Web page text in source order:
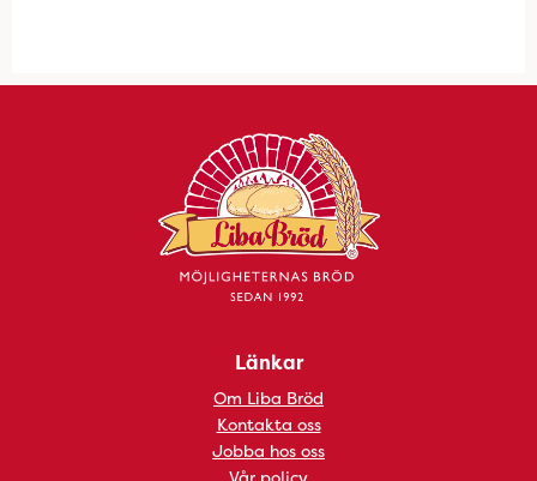
Länkar
Om Liba Bröd
Kontakta oss
Jobba hos oss